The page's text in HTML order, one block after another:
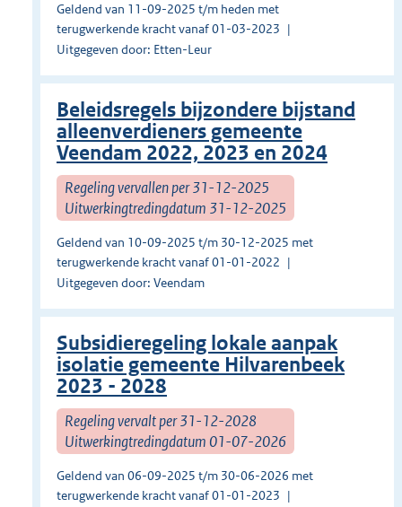
Geldend van 11-09-2025 t/m heden met
terugwerkende kracht vanaf 01-03-2023
Uitgegeven door: Etten-Leur
Beleidsregels bijzondere bijstand
alleenverdieners gemeente
Veendam 2022, 2023 en 2024
Regeling vervallen per 31-12-2025
Uitwerkingtredingdatum 31-12-2025
Geldend van 10-09-2025 t/m 30-12-2025 met
terugwerkende kracht vanaf 01-01-2022
Uitgegeven door: Veendam
Subsidieregeling lokale aanpak
isolatie gemeente Hilvarenbeek
2023 - 2028
Regeling vervalt per 31-12-2028
Uitwerkingtredingdatum 01-07-2026
Geldend van 06-09-2025 t/m 30-06-2026 met
terugwerkende kracht vanaf 01-01-2023